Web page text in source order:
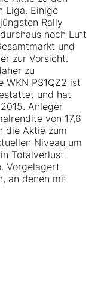
Liga. Einige
Rally
noch Luft
und
zur Vorsicht.
zu
WKN PS1QZ2 ist
und hat
Anleger
von 17,6
die Aktie zum
Niveau um
Totalverlust
Vorgelagert
an denen mit